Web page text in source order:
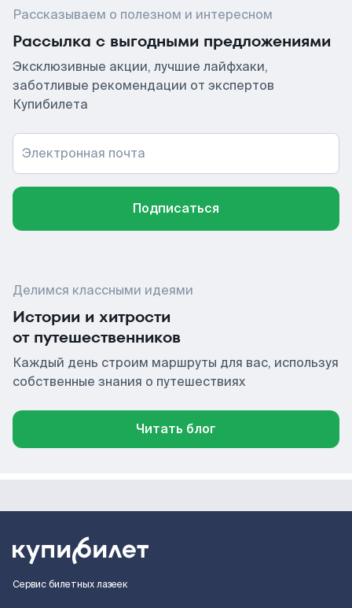
Рассказываем о полезном и интересном
Рассылка с выгодными предложениями
Эксклюзивные акции, лучшие лайфхаки,
заботливые рекомендации от экспертов
Купибилета
Электронная почта
Подписаться
Делимся классными идеями
Истории и хитрости
от путешественников
Каждый день строим маршруты для вас, используя
собственные знания о путешествиях
Читать блог
Сервис билетных лазеек